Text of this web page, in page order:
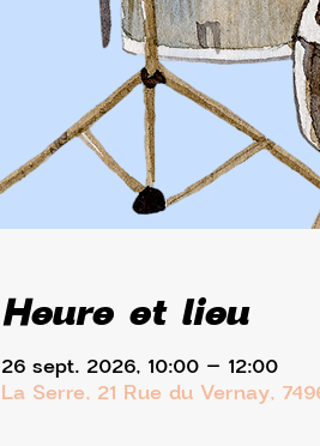
Heure et lieu
26 sept. 2026, 10:00 – 12:00
La Serre, 21 Rue du Vernay,